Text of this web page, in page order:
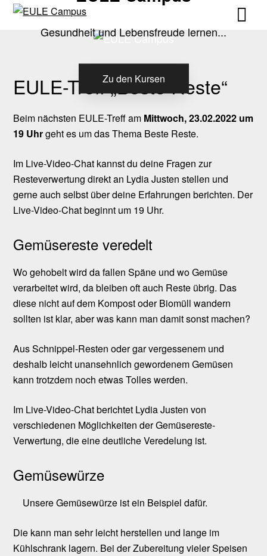
Skip
Skip
Gesundheit und Lebensfreude lernen...
Zu den Kursen
EULE-Treff „Beste Reste“
Beim nächsten EULE-Treff am Mittwoch, 23.02.2022 um
19 Uhrgeht es um das Thema Beste Reste.
Im Live-Video-Chat kannst du deine Fragen zur
Resteverwertung direkt an Lydia Justen stellen und
gerne auch selbst über deine Erfahrungen berichten. Der
Live-Video-Chat beginnt um 19 Uhr.
Gemüsereste veredelt
Wo gehobelt wird da fallen Späne und wo Gemüse
verarbeitet wird, da bleiben oft auch Reste übrig. Das
diese nicht auf dem Kompost oder Biomüll wandern
sollten ist klar, aber was kann man damit sonst machen?
Aus Schnippel-Resten oder gar vergessenem und
deshalb leicht unansehnlich gewordenem Gemüsen
kann trotzdem noch etwas Tolles werden.
Im Live-Video-Chat berichtet Lydia Justen von
verschiedenen Möglichkeiten der Gemüsereste-
Verwertung, die eine deutliche Veredelung ist.
Gemüsewürze
Unsere Gemüsewürze ist ein Beispiel dafür.
Die kann man sehr leicht herstellen und lange im
Kühlschrank lagern. Bei der Zubereitung vieler Speisen